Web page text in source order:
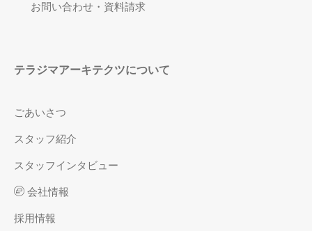
お問い合わせ・資料請求
テラジマアーキテクツについて
ごあいさつ
スタッフ紹介
スタッフインタビュー
会社情報
採用情報